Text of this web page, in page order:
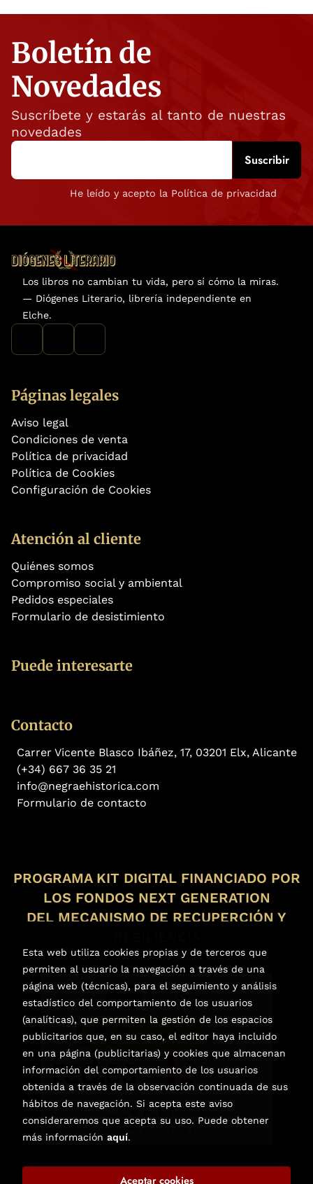
Boletín de
Novedades
Suscríbete y estarás al tanto de nuestras
novedades
He leído y acepto la Política de privacidad
Los libros no cambian tu vida, pero sí cómo la miras.
— Diógenes Literario, librería independiente en
Elche.
Páginas legales
Aviso legal
Condiciones de venta
Política de privacidad
Política de Cookies
Configuración de Cookies
Atención al cliente
Quiénes somos
Compromiso social y ambiental
Pedidos especiales
Formulario de desistimiento
Puede interesarte
Contacto
Carrer Vicente Blasco Ibáñez, 17, 03201 Elx, Alicante
(+34) 667 36 35 21
info@negraehistorica.com
Formulario de contacto
PROGRAMA KIT DIGITAL FINANCIADO POR
LOS FONDOS NEXT GENERATION
DEL MECANISMO DE RECUPERCIÓN Y
Esta web utiliza cookies propias y de terceros que
permiten al usuario la navegación a través de una
página web (técnicas), para el seguimiento y análisis
estadístico del comportamiento de los usuarios
(analíticas), que permiten la gestión de los espacios
publicitarios que, en su caso, el editor haya incluido
en una página (publicitarias) y cookies que almacenan
información del comportamiento de los usuarios
obtenida a través de la observación continuada de sus
hábitos de navegación. Si acepta este aviso
consideraremos que acepta su uso. Puede obtener
más información aquí.
Aceptar cookies